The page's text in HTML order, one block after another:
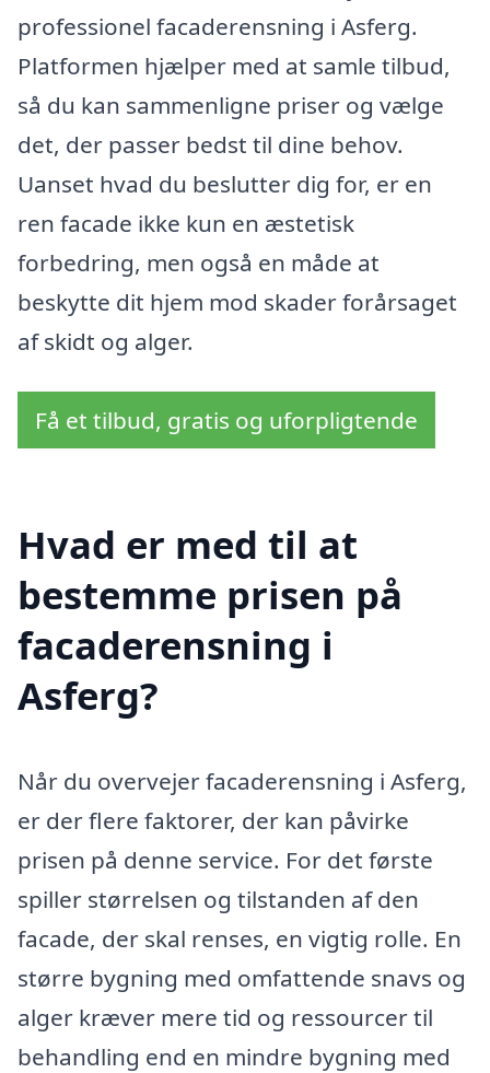
professionel facaderensning i Asferg.
Platformen hjælper med at samle tilbud,
så du kan sammenligne priser og vælge
det, der passer bedst til dine behov.
Uanset hvad du beslutter dig for, er en
ren facade ikke kun en æstetisk
forbedring, men også en måde at
beskytte dit hjem mod skader forårsaget
af skidt og alger.
Få et tilbud, gratis og uforpligtende
Hvad er med til at
bestemme prisen på
facaderensning i
Asferg?
Når du overvejer facaderensning i Asferg,
er der flere faktorer, der kan påvirke
prisen på denne service. For det første
spiller størrelsen og tilstanden af den
facade, der skal renses, en vigtig rolle. En
større bygning med omfattende snavs og
alger kræver mere tid og ressourcer til
behandling end en mindre bygning med